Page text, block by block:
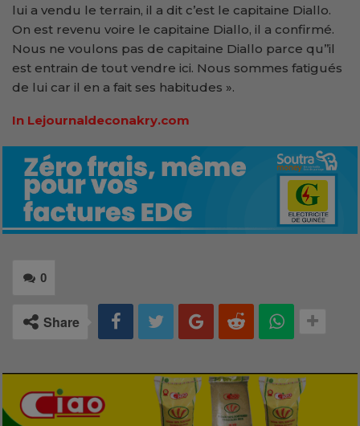
lui a vendu le terrain, il a dit c’est le capitaine Diallo.
On est revenu voire le capitaine Diallo, il a confirmé.
Nous ne voulons pas de capitaine Diallo parce qu’’il
est entrain de tout vendre ici. Nous sommes fatigués
de lui car il en a fait ses habitudes ».
In Lejournaldeconakry.com
0
Share